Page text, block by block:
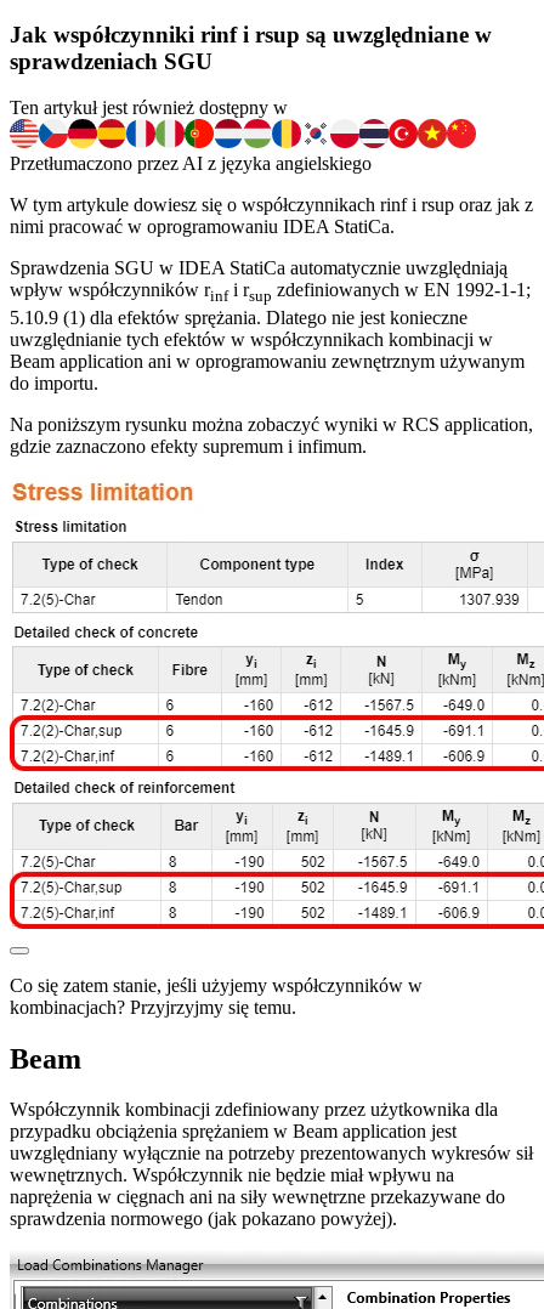
Jak współczynniki rinf i rsup są uwzględniane w
sprawdzeniach SGU
Ten artykuł jest również dostępny w
Przetłumaczono przez AI z języka angielskiego
W tym artykule dowiesz się o współczynnikach rinf i rsup oraz jak z
nimi pracować w oprogramowaniu IDEA StatiCa.
Sprawdzenia SGU w IDEA StatiCa automatycznie uwzględniają
wpływ współczynników rinfi rsup zdefiniowanych w EN 1992-1-1;
5.10.9 (1) dla efektów sprężania. Dlatego nie jest konieczne
uwzględnianie tych efektów w współczynnikach kombinacji w
Beam application ani w oprogramowaniu zewnętrznym używanym
do importu.
Na poniższym rysunku można zobaczyć wyniki w RCS application,
gdzie zaznaczono efekty supremum i infimum.
Co się zatem stanie, jeśli użyjemy współczynników w
kombinacjach? Przyjrzyjmy się temu.
Beam
Współczynnik kombinacji zdefiniowany przez użytkownika dla
przypadku obciążenia sprężaniem w Beam application jest
uwzględniany wyłącznie na potrzeby prezentowanych wykresów sił
wewnętrznych. Współczynnik nie będzie miał wpływu na
naprężenia w cięgnach ani na siły wewnętrzne przekazywane do
sprawdzenia normowego (jak pokazano powyżej).